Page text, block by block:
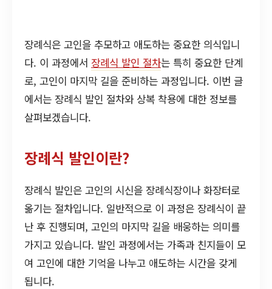
장례식은 고인을 추모하고 애도하는 중요한 의식입니
다. 이 과정에서 장례식 발인 절차는 특히 중요한 단계
로, 고인이 마지막 길을 준비하는 과정입니다. 이번 글
에서는 장례식 발인 절차와 상복 착용에 대한 정보를
살펴보겠습니다.
장례식 발인이란?
장례식 발인은 고인의 시신을 장례식장이나 화장터로
옮기는 절차입니다. 일반적으로 이 과정은 장례식이 끝
난 후 진행되며, 고인의 마지막 길을 배웅하는 의미를
가지고 있습니다. 발인 과정에서는 가족과 친지들이 모
여 고인에 대한 기억을 나누고 애도하는 시간을 갖게
됩니다.